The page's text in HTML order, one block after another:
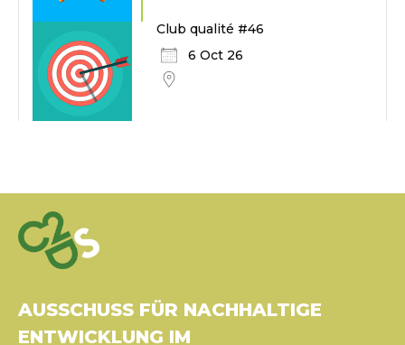
Club qualité #46
6 Oct 26
AUSSCHUSS FÜR NACHHALTIGE
ENTWICKLUNG IM